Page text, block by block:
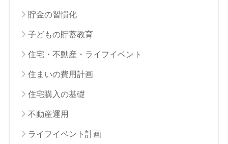
貯金の習慣化
子どもの貯蓄教育
住宅・不動産・ライフイベント
住まいの費用計画
住宅購入の基礎
不動産運用
ライフイベント計画